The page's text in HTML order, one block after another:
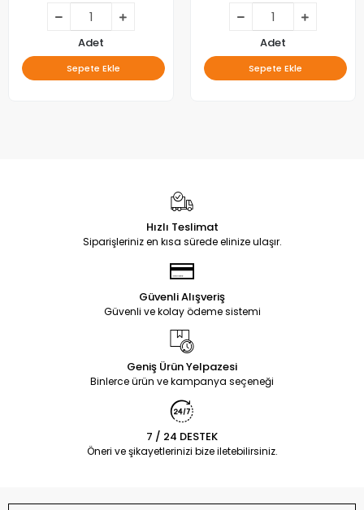
Adet
Sepete Ekle
Adet
Sepete Ekle
Hızlı Teslimat
Siparişleriniz en kısa sürede elinize ulaşır.
Güvenli Alışveriş
Güvenli ve kolay ödeme sistemi
Geniş Ürün Yelpazesi
Binlerce ürün ve kampanya seçeneği
7 / 24 DESTEK
Öneri ve şikayetlerinizi bize iletebilirsiniz.